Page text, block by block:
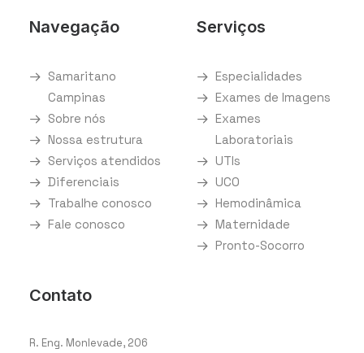
Navegação
Samaritano
Campinas
Sobre nós
Nossa estrutura
Serviços atendidos
Diferenciais
Trabalhe conosco
Fale conosco
Serviços
Especialidades
Exames de Imagens
Exames
Laboratoriais
UTIs
UCO
Hemodinâmica
Maternidade
Pronto-Socorro
Contato
R. Eng. Monlevade, 206